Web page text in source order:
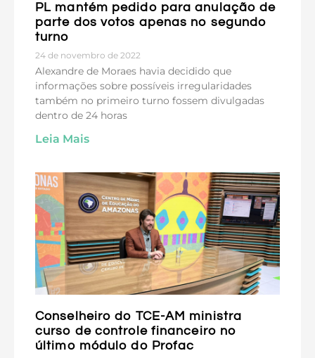
PL mantém pedido para anulação de
parte dos votos apenas no segundo
turno
24 de novembro de 2022
Alexandre de Moraes havia decidido que
informações sobre possíveis irregularidades
também no primeiro turno fossem divulgadas
dentro de 24 horas
Leia Mais
Conselheiro do TCE-AM ministra
curso de controle financeiro no
último módulo do Profac